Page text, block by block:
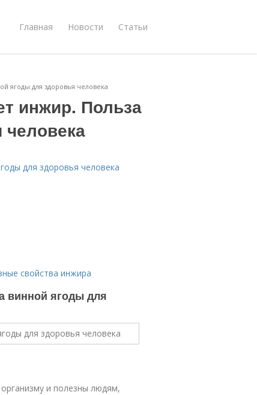
Главная Новости Статьи
ягоды для здоровья человека
инжир. Польза
для здоровья человека
свойства инжира
винной ягоды для
и полезны людям,